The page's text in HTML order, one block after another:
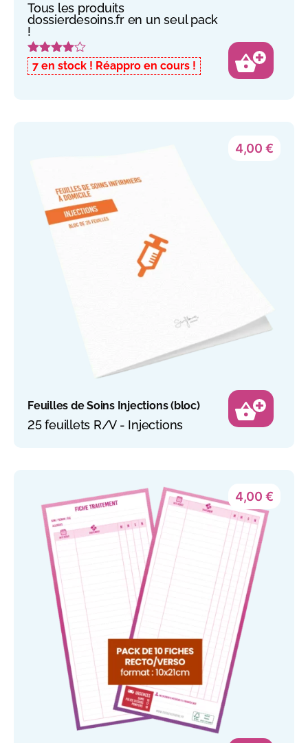
Tous les produits
dossierdesoins.fr en un seul pack
!
Note 4.50
sur 5
7 en stock
Feuilles de Soins Injections (bloc)
25 feuillets R/V - Injections
4,00 €
4,00 €